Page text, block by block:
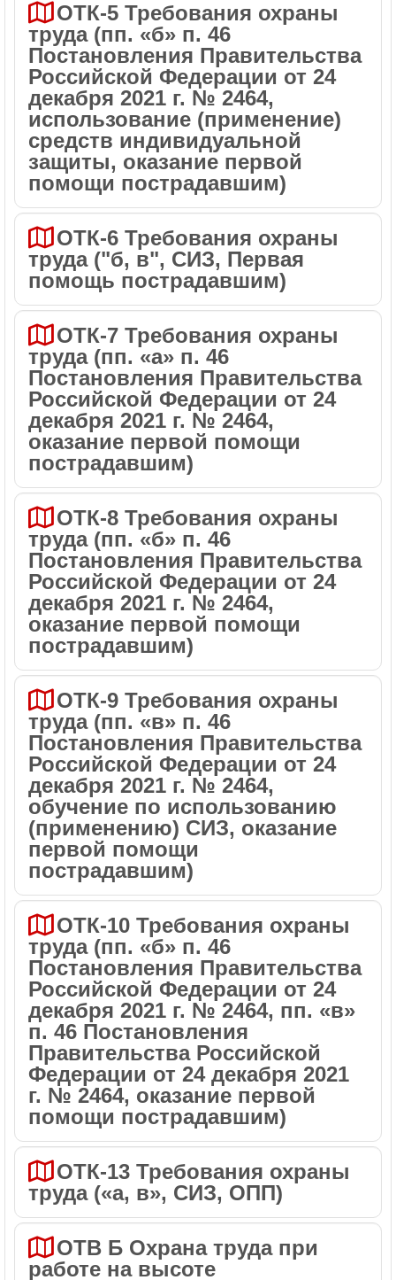
ОТК-5 Требования охраны
труда (пп. «б» п. 46
Постановления Правительства
Российской Федерации от 24
декабря 2021 г. № 2464,
использование (применение)
средств индивидуальной
защиты, оказание первой
помощи пострадавшим)
ОТК-6 Требования охраны
труда ("б, в", СИЗ, Первая
помощь пострадавшим)
ОТК-7 Требования охраны
труда (пп. «а» п. 46
Постановления Правительства
Российской Федерации от 24
декабря 2021 г. № 2464,
оказание первой помощи
пострадавшим)
ОТК-8 Требования охраны
труда (пп. «б» п. 46
Постановления Правительства
Российской Федерации от 24
декабря 2021 г. № 2464,
оказание первой помощи
пострадавшим)
ОТК-9 Требования охраны
труда (пп. «в» п. 46
Постановления Правительства
Российской Федерации от 24
декабря 2021 г. № 2464,
обучение по использованию
(применению) СИЗ, оказание
первой помощи
пострадавшим)
ОТК-10 Требования охраны
труда (пп. «б» п. 46
Постановления Правительства
Российской Федерации от 24
декабря 2021 г. № 2464, пп. «в»
п. 46 Постановления
Правительства Российской
Федерации от 24 декабря 2021
г. № 2464, оказание первой
помощи пострадавшим)
ОТК-13 Требования охраны
труда («а, в», СИЗ, ОПП)
ОТВ Б Охрана труда при
работе на высоте